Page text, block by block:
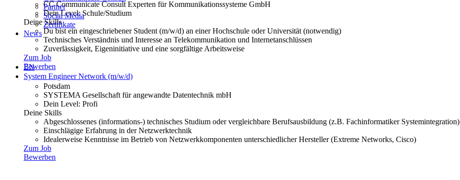
Partner
Social Media
Zertifikate
News
EN
CC Communicate Consult Experten für Kommunikationssysteme GmbH
Dein Level: Schule/Studium
Deine Skills
Du bist ein eingeschriebener Student (m/w/d) an einer Hochschule oder Universität (notwendig)
Technisches Verständnis und Interesse an Telekommunikation und Internetanschlüssen
Zuverlässigkeit, Eigeninitiative und eine sorgfältige Arbeitsweise
Zum Job
Bewerben
System Engineer Network (m/w/d)
Potsdam
SYSTEMA Gesellschaft für angewandte Datentechnik mbH
Dein Level: Profi
Deine Skills
Abgeschlossenes (informations-) technisches Studium oder vergleichbare Berufsausbildung (z.B. Fachinformatiker Systemintegration)
Einschlägige Erfahrung in der Netzwerktechnik
Idealerweise Kenntnisse im Betrieb von Netzwerkkomponenten unterschiedlicher Hersteller (Extreme Networks, Cisco)
Zum Job
Bewerben